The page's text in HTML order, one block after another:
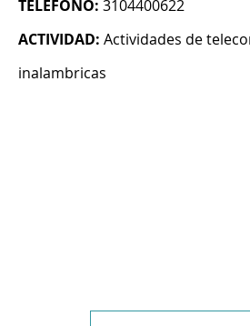
TELÉFONO: 3104400622
ACTIVIDAD: Actividades de
inalambricas